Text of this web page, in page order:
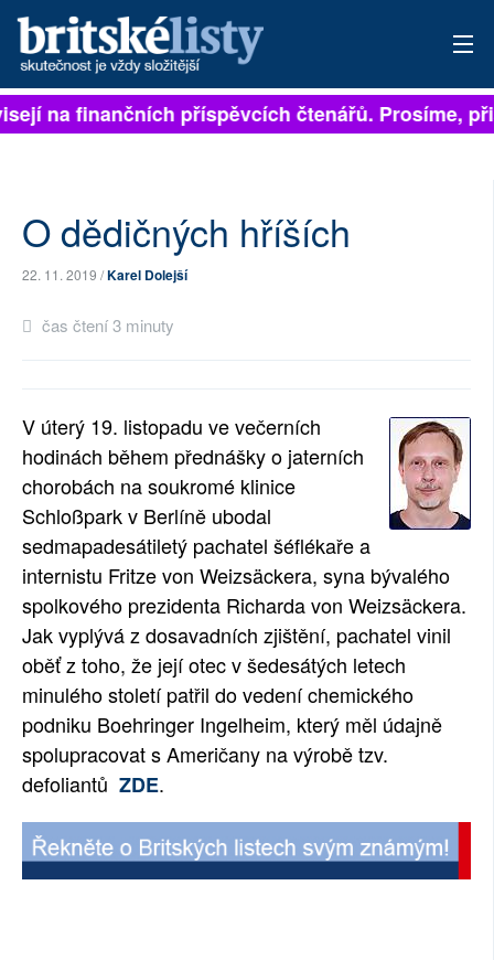
PŘIHLÁSIT
ARCHIV
ROZHOVORY
TÉMATA
AUTOŘI
PŘÍSPĚVKY NA PROVOZ
SOCIÁLNÍ SÍTĚ
RUBRIKY
PLNÁ VERZE STRÁNEK
na finančních příspěvcích čtenářů. Prosíme,
O dědičných hříších
22. 11. 2019 /Karel Dolejší
čas čtení 3 minuty
V úterý 19. listopadu ve večerních
hodinách během přednášky o jaterních
chorobách na soukromé klinice
Schloßpark v Berlíně ubodal
sedmapadesátiletý pachatel šéflékaře a
internistu Fritze von Weizsäckera, syna bývalého
spolkového prezidenta Richarda von Weizsäckera.
Jak vyplývá z dosavadních zjištění, pachatel vinil
oběť z toho, že její otec v šedesátých letech
minulého století patřil do vedení chemického
podniku Boehringer Ingelheim, který měl údajně
spolupracovat s Američany na výrobě tzv.
defoliantů ZDE.